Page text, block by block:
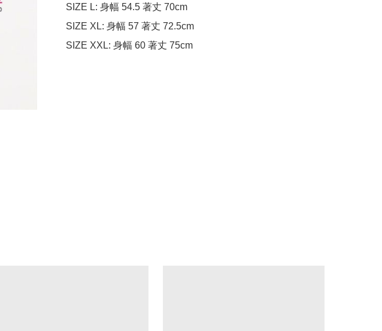
SIZE L: 身幅 54.5 著丈 70cm
SIZE XL: 身幅 57 著丈 72.5cm
SIZE XXL: 身幅 60 著丈 75cm